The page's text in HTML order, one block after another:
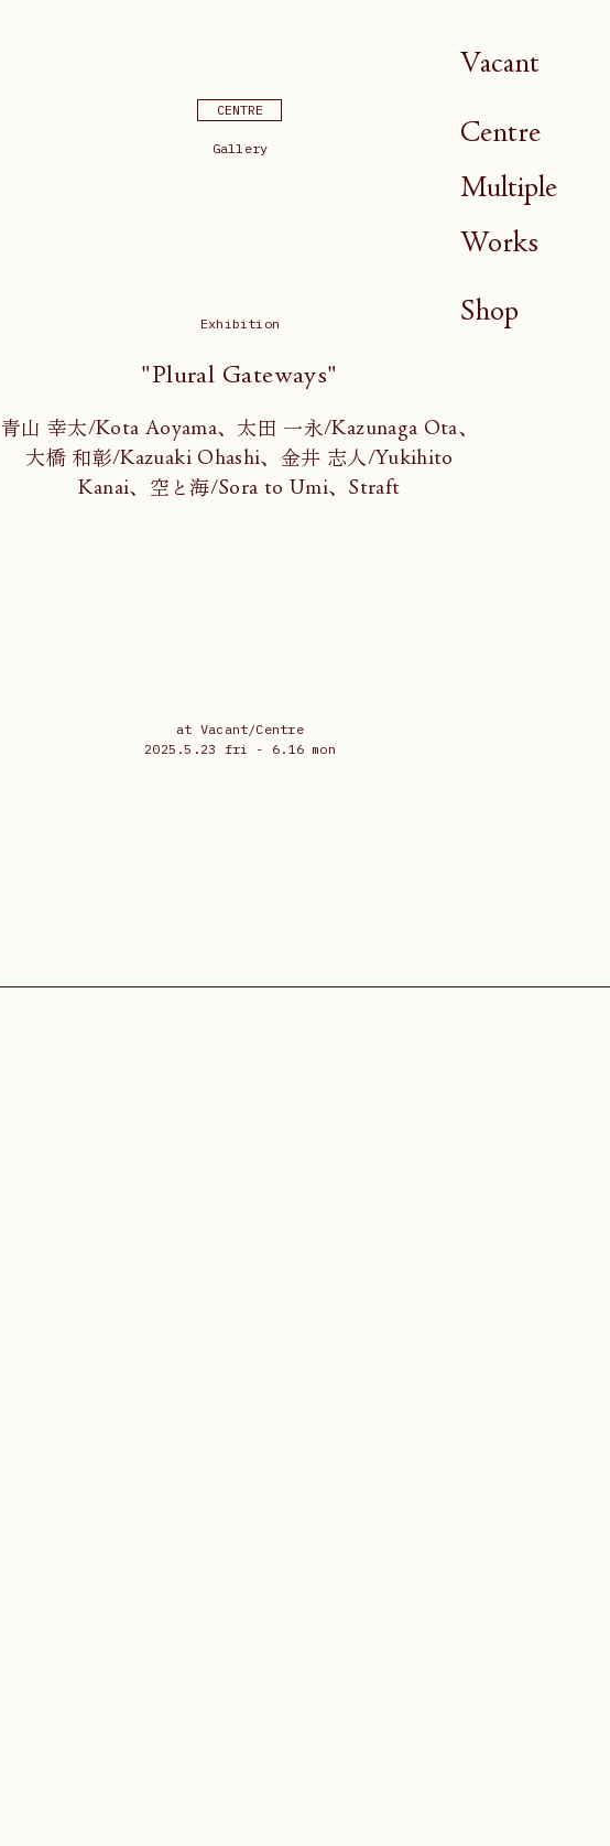
Vacant
Centre
Multiple
Works
Shop
CENTRE
Gallery
Exhibition
"Plural Gateways"
青山 幸太/Kota Aoyama、太田 一永/Kazunaga Ota、
大橋 和彰/Kazuaki Ohashi、金井 志人/Yukihito
Kanai、空と海/Sora to Umi、Straft
at Vacant/Centre
2025.5.23 fri - 6.16 mon